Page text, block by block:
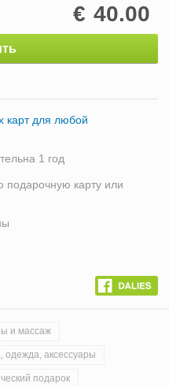
40.00
€
карт для любой
1 год
карту или
и массаж
одежда, аксессуары
подарок